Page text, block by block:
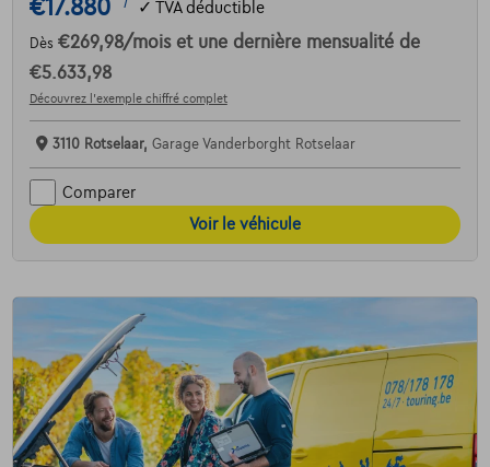
€17.880 1 ✓ TVA déductible
Dès €269,98/mois et une dernière mensualité de
€5.633,98
Découvrez l’exemple chiffré complet
3110 Rotselaar, Garage Vanderborght Rotselaar
Comparer
Voir le véhicule